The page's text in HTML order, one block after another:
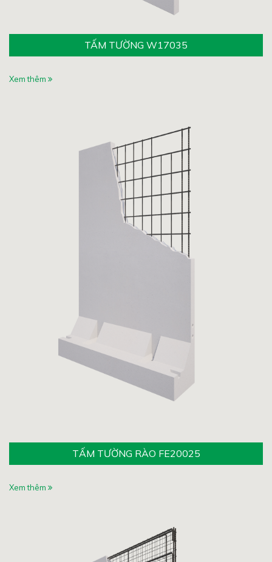
TẤM TƯỜNG W17035
Xem thêm
TẤM TƯỜNG RÀO FE20025
Xem thêm